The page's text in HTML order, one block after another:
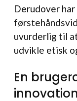
Derudover
uvurderlig til
udvikle etisk
En
innovation